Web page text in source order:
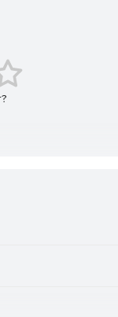
доступ
и других
настройка